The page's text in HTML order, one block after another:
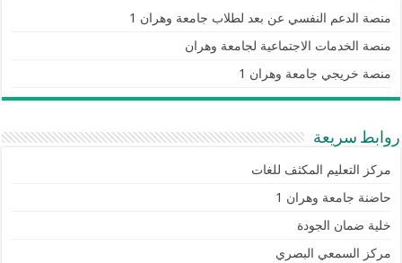
منصة الدعم النفسي عن بعد لطلاب جامعة وهران 1
منصة الخدمات الاجتماعية لجامعة وهران
منصة خريجي جامعة وهران 1
روابط سريعة
مركز التعليم المكثف للغات
حاضنة جامعة وهران 1
خلية ضمان الجودة
مركز السمعي البصري